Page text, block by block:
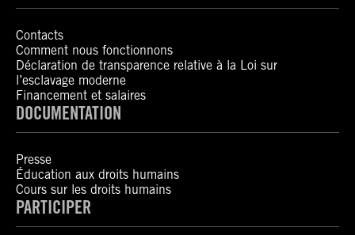
Contacts
Comment nous fonctionnons
Déclaration de transparence relative à la Loi sur
l’esclavage moderne
Financement et salaires
DOCUMENTATION
Presse
Éducation aux droits humains
Cours sur les droits humains
PARTICIPER